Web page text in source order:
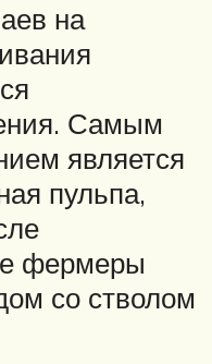
на
Самым
является
пульпа,
фермеры
со стволом